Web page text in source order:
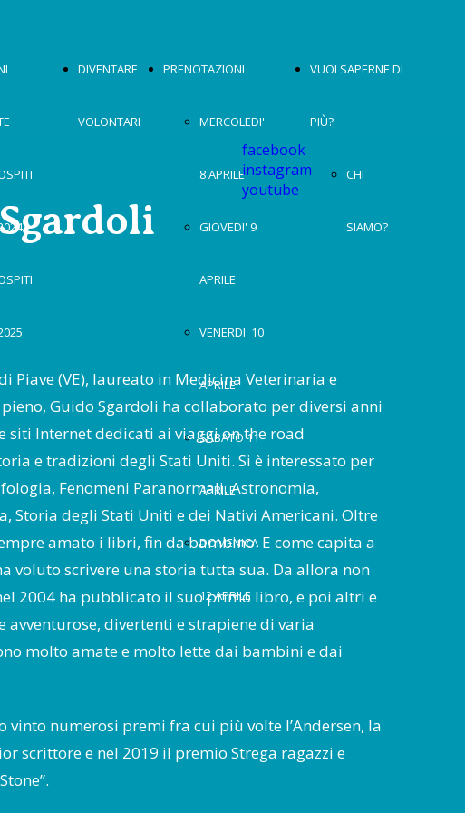
DIVENTARE
VOLONTARI
PRENOTAZIONI
MERCOLEDI'
8 APRILE
GIOVEDI' 9
APRILE
VENERDI' 10
APRILE
SABATO 11
APRILE
DOMENICA
12 APRILE
VUOI SAPERNE DI
PIÙ?
CHI
SIAMO?
facebook
instagram
youtube
Piave (VE), laureato in Medicina Veterinaria e
Guido Sgardoli ha collaborato per diversi anni
siti Internet dedicati ai viaggi on the road
e tradizioni degli Stati Uniti. Si è interessato per
Fenomeni Paranormali, Astronomia,
Storia degli Stati Uniti e dei Nativi Americani. Oltre
amato i libri, fin da bambino. E come capita a
voluto scrivere una storia tutta sua. Da allora non
2004 ha pubblicato il suo primo libro, e poi altri e
avventurose, divertenti e strapiene di varia
molto amate e molto lette dai bambini e dai
vinto numerosi premi fra cui più volte l’Andersen, la
scrittore e nel 2019 il premio Strega ragazzi e